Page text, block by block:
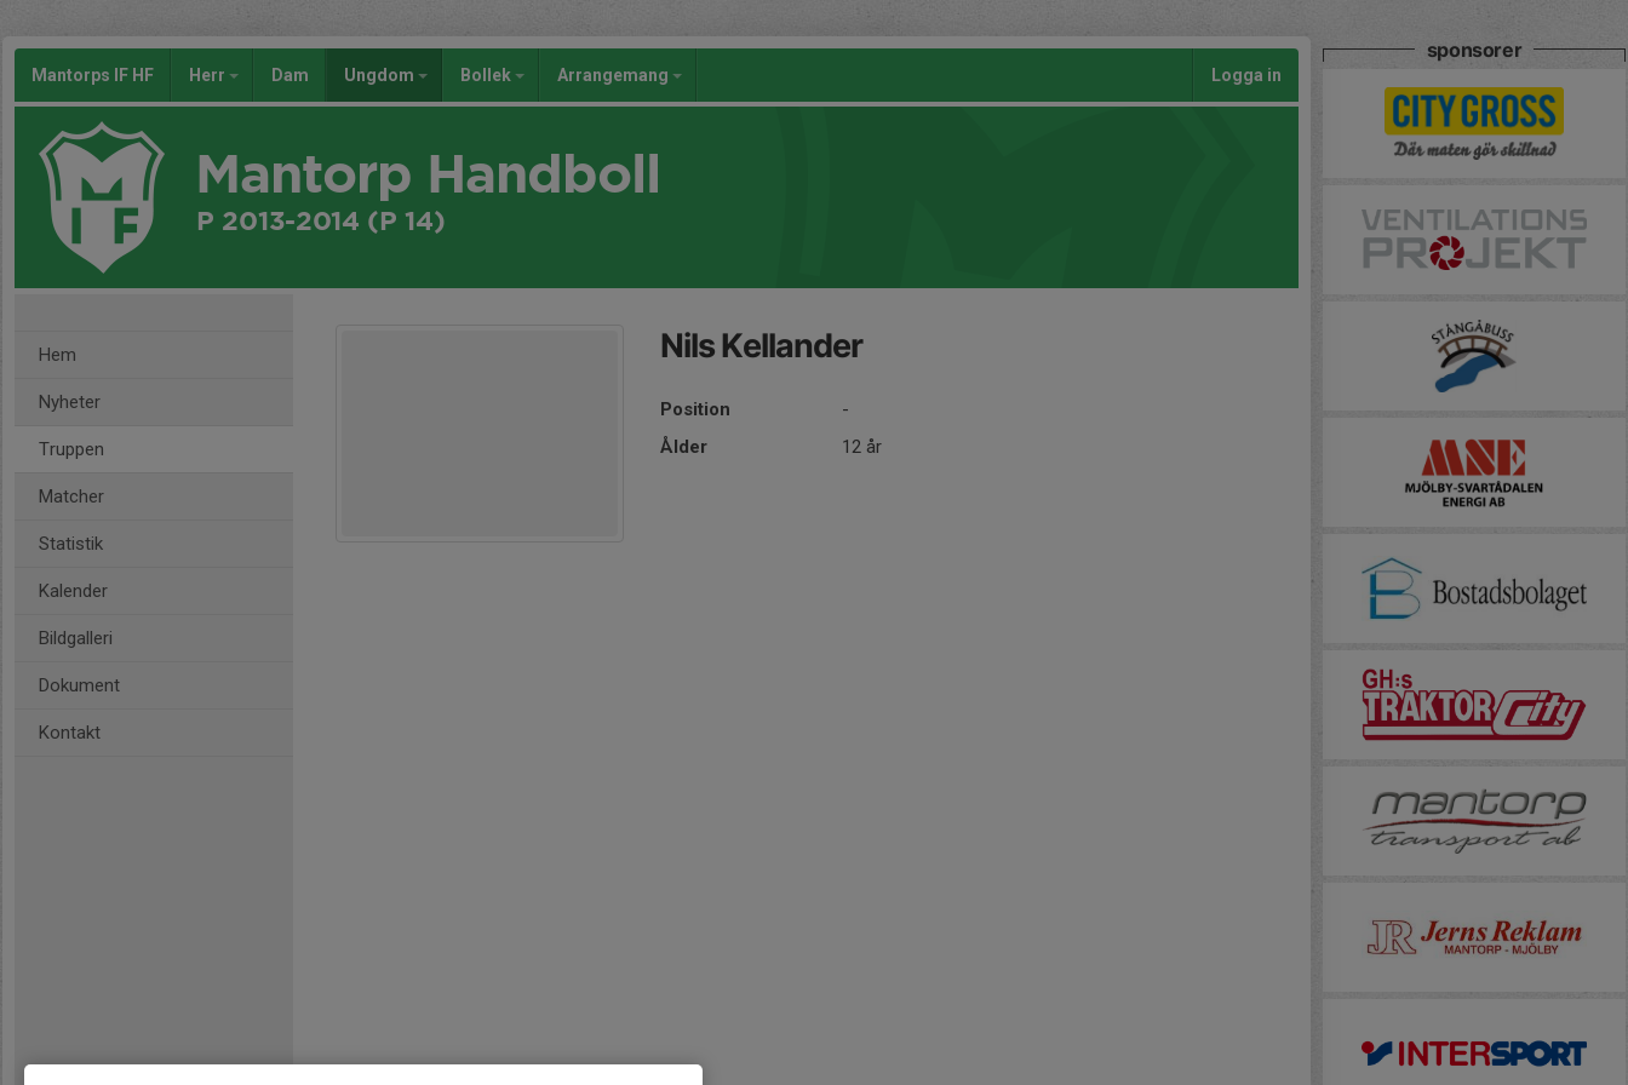
Mantorps IF HF Herr Dam Ungdom Bollek Arrangemang Logga in
Mantorp Handboll
P 2013-2014 (P 14)
Hem
Nyheter
Truppen
Matcher
Statistik
Kalender
Bildgalleri
Dokument
Kontakt
Nils Kellander
Position
-
Ålder
12 år
sponsorer